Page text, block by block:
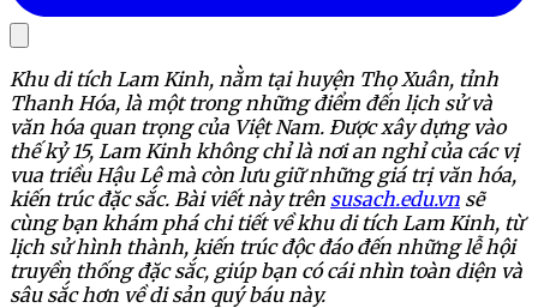
Khu di tích Lam Kinh, nằm tại huyện Thọ Xuân, tỉnh
Thanh Hóa, là một trong những điểm đến lịch sử và
văn hóa quan trọng của Việt Nam. Được xây dựng vào
thế kỷ 15, Lam Kinh không chỉ là nơi an nghỉ của các vị
vua triều Hậu Lê mà còn lưu giữ những giá trị văn hóa,
kiến trúc đặc sắc. Bài viết này trên susach.edu.vn sẽ
cùng bạn khám phá chi tiết về khu di tích Lam Kinh, từ
lịch sử hình thành, kiến trúc độc đáo đến những lễ hội
truyền thống đặc sắc, giúp bạn có cái nhìn toàn diện và
sâu sắc hơn về di sản quý báu này.